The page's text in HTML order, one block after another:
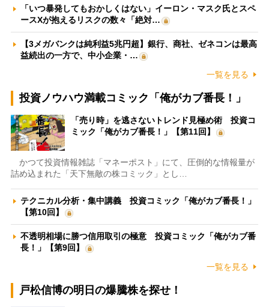
「いつ暴発してもおかしくはない」イーロン・マスク氏とスペ
ースXが抱えるリスクの数々「絶対…
【3メガバンクは純利益5兆円超】銀行、商社、ゼネコンは最高
益続出の一方で、中小企業・…
一覧を見る
投資ノウハウ満載コミック「俺がカブ番長！」
「売り時」を逃さないトレンド見極め術 投資コ
ミック「俺がカブ番長！」【第11回】
かつて投資情報雑誌「マネーポスト」にて、圧倒的な情報量が
詰め込まれた「天下無敵の株コミック」とし…
テクニカル分析・集中講義 投資コミック「俺がカブ番長！」
【第10回】
不透明相場に勝つ信用取引の極意 投資コミック「俺がカブ番
長！」【第9回】
一覧を見る
戸松信博の明日の爆騰株を探せ！